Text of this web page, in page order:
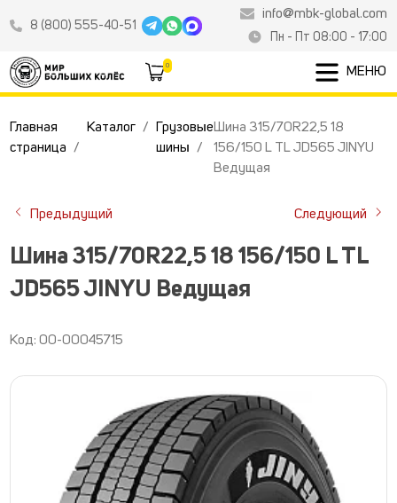
8 (800) 555-40-51
info@mbk-global.com
Пн - Пт 08:00 - 17:00
0 МЕНЮ
Главная
страница
Каталог
Грузовые
шины
Шина 315/70R22,5 18
156/150 L TL JD565 JINYU
Ведущая
Предыдущий Следующий
Шина 315/70R22,5 18 156/150 L TL
JD565 JINYU Ведущая
Код: 00-00045715